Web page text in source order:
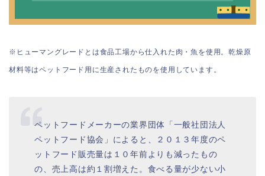
※ヒューマングレードとは食品工場から仕入れた肉・魚を使用。乾燥原
材料等はペットフード用に生産されたものを使用しています。
ペットフードメーカーの業界団体「一般社団法人
ペットフード協会」によると、２０１３年度のペ
ットフード販売量は１０年前よりも減ったもの
の、売上高は約１割増えた。食べる量が少ない小